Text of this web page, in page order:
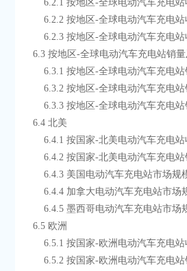
6.2.1 按地区-全球电动汽车充
6.2.2 按地区-全球电动汽车充
6.2.3 按地区-全球电动汽车充
6.3 按地区-全球电动汽车充电站销
6.3.1 按地区-全球电动汽车充
6.3.2 按地区-全球电动汽车充
6.3.3 按地区-全球电动汽车充
    6.4 北美
6.4.1 按国家-北美电动汽车充
6.4.2 按国家-北美电动汽车充
6.4.3 美国电动汽车充电站市场
6.4.4 加拿大电动汽车充电站市
6.4.5 墨西哥电动汽车充电站市
    6.5 欧洲
6.5.1 按国家-欧洲电动汽车充
6.5.2 按国家-欧洲电动汽车充